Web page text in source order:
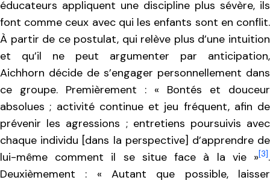
éducateurs appliquent une discipline plus sévère, ils
font comme ceux avec qui les enfants sont en conflit.
À partir de ce postulat, qui relève plus d’une intuition
et qu’il ne peut argumenter par anticipation,
Aichhorn décide de s’engager personnellement dans
ce groupe. Premièrement : « Bontés et douceur
absolues ; activité continue et jeu fréquent, afin de
prévenir les agressions ; entretiens poursuivis avec
chaque individu [dans la perspective] d’apprendre de
lui-même comment il se situe face à la vie »[3].
Deuxièmement : « Autant que possible, laisser